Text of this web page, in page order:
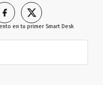
en tu primer Smart Desk